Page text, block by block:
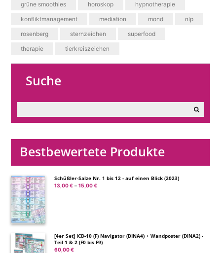
grüne smoothies
horoskop
hypnotherapie
konfliktmanagement
mediation mond
nlp
rosenberg
sternzeichen
superfood
therapie
tierkreiszeichen
Suche
Bestbewertete Produkte
Schüßler-Salze Nr. 1 bis 12 - auf einen Blick (2023)
13,00€ – 15,00€Preisspanne:
[4er Set] ICD-10 (F) Navigator (DINA4) + Wandposter (DINA2) -
Teil 1 & 2 (F0 bis F9)
60,00€